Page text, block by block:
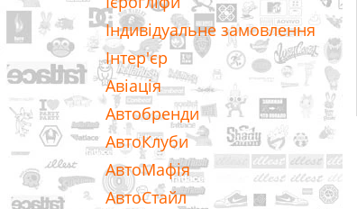
Індивідуальне замовлення
Інтер'єр
Авіація
Автобренди
АвтоКлуби
АвтоМафія
АвтоСтайл